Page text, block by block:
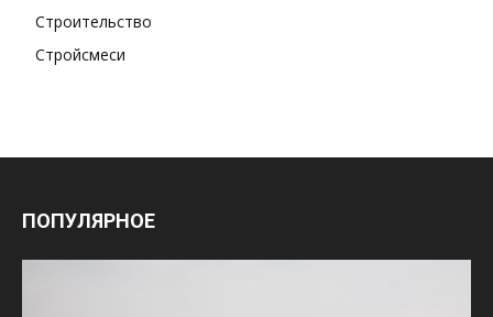
Строительство
Стройсмеси
ПОПУЛЯРНОЕ